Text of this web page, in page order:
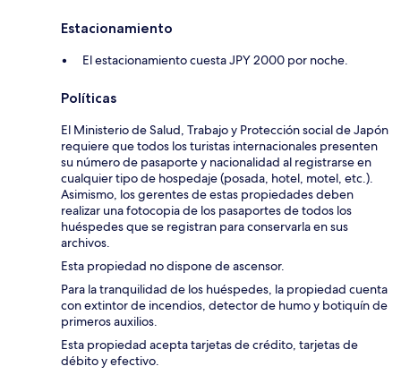
Estacionamiento
El estacionamiento cuesta JPY 2000 por noche.
Políticas
El Ministerio de Salud, Trabajo y Protección social de Japón
requiere que todos los turistas internacionales presenten
su número de pasaporte y nacionalidad al registrarse en
cualquier tipo de hospedaje (posada, hotel, motel, etc.).
Asimismo, los gerentes de estas propiedades deben
realizar una fotocopia de los pasaportes de todos los
huéspedes que se registran para conservarla en sus
archivos.
Esta propiedad no dispone de ascensor.
Para la tranquilidad de los huéspedes, la propiedad cuenta
con extintor de incendios, detector de humo y botiquín de
primeros auxilios.
Esta propiedad acepta tarjetas de crédito, tarjetas de
débito y efectivo.